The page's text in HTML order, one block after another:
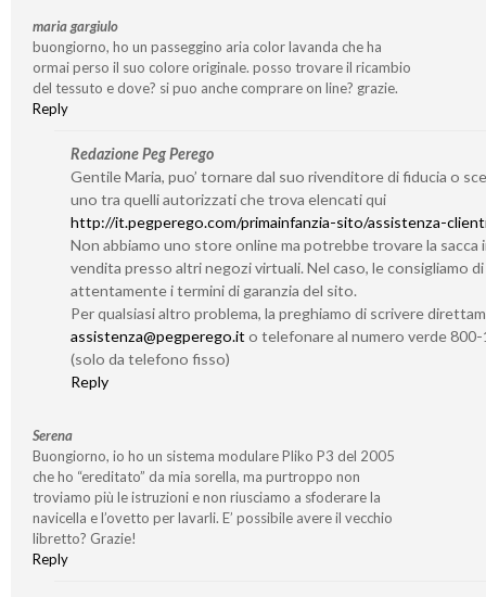
maria gargiulo
buongiorno, ho un passeggino aria color lavanda che ha
ormai perso il suo colore originale. posso trovare il ricambio
del tessuto e dove? si puo anche comprare on line? grazie.
Reply
Redazione Peg Perego
Gentile Maria, puo’ tornare dal suo rivenditore di fiducia o
uno tra quelli autorizzati che trova elencati qui
http://it.pegperego.com/primainfanzia-sito/assistenza-
Non abbiamo uno store online ma potrebbe trovare la sacca
vendita presso altri negozi virtuali. Nel caso, le consigliamo
attentamente i termini di garanzia del sito.
Per qualsiasi altro problema, la preghiamo di scrivere
assistenza@pegperego.ito telefonare al numero verde 800-
(solo da telefono fisso)
Reply
Serena
Buongiorno, io ho un sistema modulare Pliko P3 del 2005
che ho “ereditato” da mia sorella, ma purtroppo non
troviamo più le istruzioni e non riusciamo a sfoderare la
navicella e l’ovetto per lavarli. E’ possibile avere il vecchio
libretto? Grazie!
Reply